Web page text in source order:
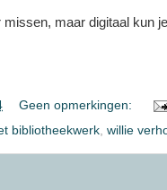
missen, maar digitaal kun je
Geen opmerkingen:
bibliotheekwerk willie